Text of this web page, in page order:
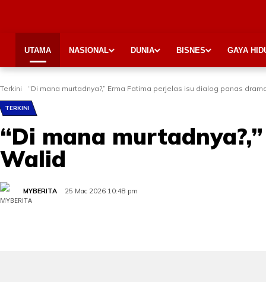
UTAMA NASIONAL DUNIA BISNES GAYA
Terkini “Di mana murtadnya?,” Erma Fatima perjelas isu dialog panas
TERKINI
“Di mana
Walid
MYBERITA 25 Mac 2026 10:48 pm